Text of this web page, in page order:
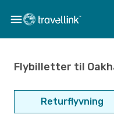
Flybilletter til
Returflyvning